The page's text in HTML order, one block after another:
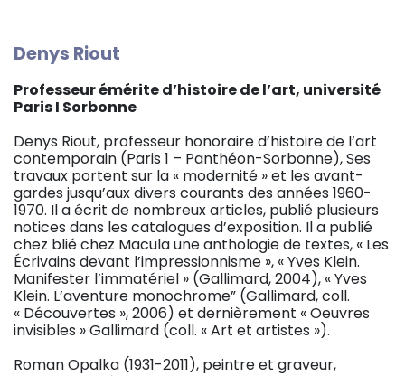
Denys Riout
Professeur émérite d’histoire de l’art, université
Paris I Sorbonne
Denys Riout, professeur honoraire d’histoire de l’art
contemporain (Paris 1 – Panthéon-Sorbonne), Ses
travaux portent sur la « modernité » et les avant-
gardes jusqu’aux divers courants des années 1960-
1970. Il a écrit de nombreux articles, publié plusieurs
notices dans les catalogues d’exposition. Il a publié
chez blié chez Macula une anthologie de textes, « Les
Écrivains devant l’impressionnisme », « Yves Klein.
Manifester l’immatériel » (Gallimard, 2004), « Yves
Klein. L’aventure monochrome” (Gallimard, coll.
« Découvertes », 2006) et dernièrement « Oeuvres
invisibles » Gallimard (coll. « Art et artistes »).
Roman Opalka (1931-2011), peintre et graveur,